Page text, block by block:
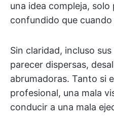
una idea compleja,
confundido que cuando
Sin claridad, incluso
parecer dispersas,
abrumadoras. Tanto si
profesional, una mala
conducir a una mala